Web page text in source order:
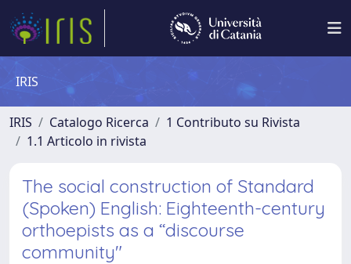
IRIS
IRIS Catalogo Ricerca
1 Contributo su Rivista
1.1 Articolo in rivista
The social construction of Standard
(Spoken) English: Eighteenth-century
orthoepists as a “discourse
community"